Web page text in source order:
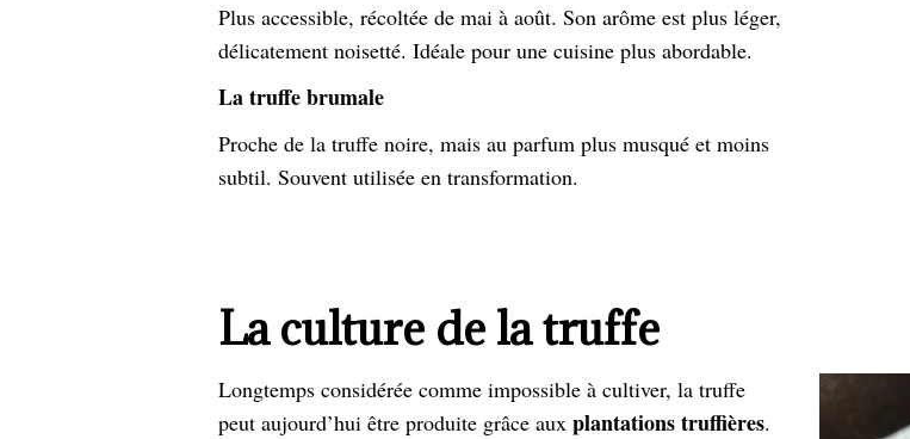
Plus accessible, récoltée de mai à août. Son arôme est plus léger,
délicatement noisetté. Idéale pour une cuisine plus abordable.
La truffe brumale
Proche de la truffe noire, mais au parfum plus musqué et moins
subtil. Souvent utilisée en transformation.
La culture de la truffe
Longtemps considérée comme impossible à cultiver, la truffe
peut aujourd’hui être produite grâce aux plantations truffières.